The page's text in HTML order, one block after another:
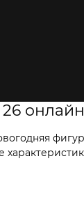
онлайн